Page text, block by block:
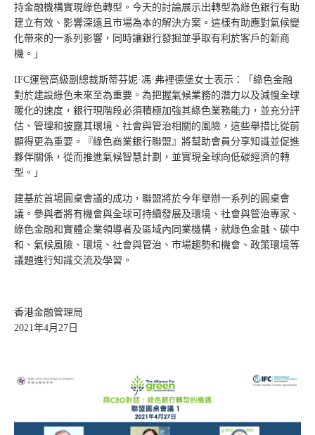
持金融機構實現綠色轉型。今天的討論展示出轉型為綠色銀行有助
建立有效、影響深遠且市場為本的解決方案。這樣有助應對氣候變
化帶來的一系列影響，同時讓銀行發掘並爭取有利於客戶的新商
機。」
IFC運營高級副總裁斯蒂芬妮·馮·弗裡德堡女士表示：「綠色金融
對於建設綠色未來至為重要。為把握氣候業務的潛力以及減慢全球
暖化的速度，銀行現階段必須積極加強其綠色業務能力，並充分評
估、管理和披露其環境、社會與管治相關的風險，這些舉措比從前
顯得更為重要。『綠色商業銀行聯盟』將幫助會員分享知識並促進
夥伴關係，從而推進氣候智慧計劃，並實現全球向低碳經濟的轉
型。」
建基於首場圓桌會議的成功，聯盟將於今年舉辦一系列的圓桌會
議。參與者將有機會與全球可持續發展及環境、社會與管治專家、
綠色金融和實體企業領導者及區域內同業機構，就綠色金融、碳中
和、氣候風險、環境、社會與管治、市場趨勢和機會、政策環境等
議題進行知識交流及學習。
香港金融管理局
2021年4月27日